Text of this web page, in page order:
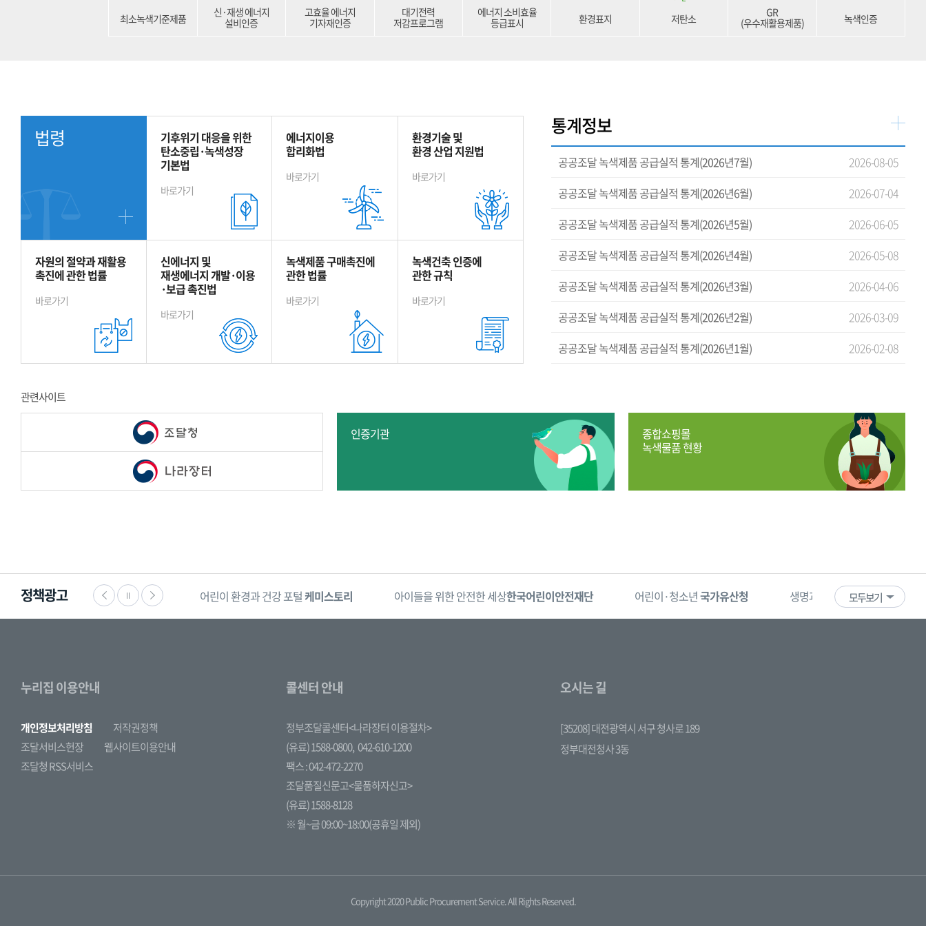
최소녹색기준제품
신·재생 에너지
설비인증
고효율 에너지
기자재인증
대기전력
저감프로그램
에너지 소비효율
등급표시
환경표지 저탄소
GR
(우수재활용제품)
녹색인증
법령
기후위기 대응을 위한
탄소중립·녹색성장
기본법
바로가기
에너지이용
합리화법
바로가기
환경기술 및
환경 산업 지원법
바로가기
자원의 절약과 재활용
촉진에 관한 법률
바로가기
신에너지 및
재생에너지 개발·이용
·보급 촉진법
바로가기
녹색제품 구매촉진에
관한 법률
바로가기
녹색건축 인증에
관한 규칙
바로가기
통계정보
공공조달 녹색제품 공급실적 통계(2026년7월)
2026-08-05
공공조달 녹색제품 공급실적 통계(2026년6월)
2026-07-04
공공조달 녹색제품 공급실적 통계(2026년5월)
2026-06-05
공공조달 녹색제품 공급실적 통계(2026년4월)
2026-05-08
공공조달 녹색제품 공급실적 통계(2026년3월)
2026-04-06
공공조달 녹색제품 공급실적 통계(2026년2월)
2026-03-09
공공조달 녹색제품 공급실적 통계(2026년1월)
2026-02-08
관련사이트
인증기관
종합쇼핑몰
녹색물품 현황
정책광고
호하는한국 119 소년단 어린이 환경과 건강 포털케미스토리 아이들을 위한 안전한 세상한국어린이안전재단 어린이·청소년국가유산청 생명과 안전을 수호하는 한국 119 소년단
모두보기
누리집 이용안내
개인정보처리방침
저작권정책
조달서비스헌장
웹사이트이용안내
조달청 RSS서비스
콜센터 안내
정부조달콜센터<나라장터 이용절차>
(유료) 1588-0800, 042-610-1200
팩스 : 042-472-2270
조달품질신문고<물품하자신고>
(유료) 1588-8128
※ 월~금 09:00~18:00(공휴일 제외)
오시는 길
[35208] 대전광역시 서구 청사로 189
정부대전청사 3동
Copyright 2020 Public Procurement Service. All Rights Reserved.